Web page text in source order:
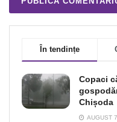
În tendințe
Copaci
Chișoda
AUGUST